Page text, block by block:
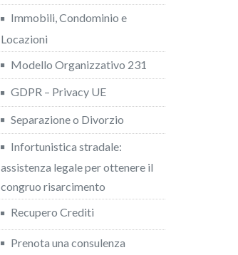
Immobili, Condominio e
Locazioni
Modello Organizzativo 231
GDPR – Privacy UE
Separazione o Divorzio
Infortunistica stradale:
assistenza legale per ottenere il
congruo risarcimento
Recupero Crediti
Prenota una consulenza